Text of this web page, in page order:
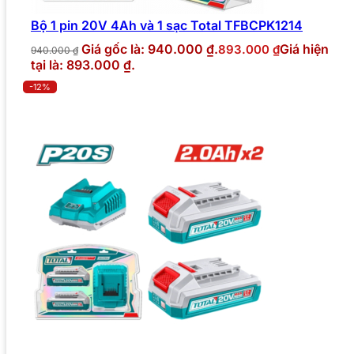
Bộ 1 pin 20V 4Ah và 1 sạc Total TFBCPK1214
940.000₫ Giá gốc là: 940.000 ₫.893.000 ₫Giá hiện
tại là: 893.000 ₫.
-12%